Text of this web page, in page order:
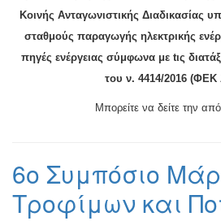
Κοινής Ανταγωνιστικής Διαδικασίας
σταθμούς παραγωγής ηλεκτρικής
πηγές ενέργειας σύμφωνα με tις
του ν. 4414/2016 (ΦΕΚ
Μπορείτε να δείτε την
6ο Συμπόσιο
Τροφίμων και